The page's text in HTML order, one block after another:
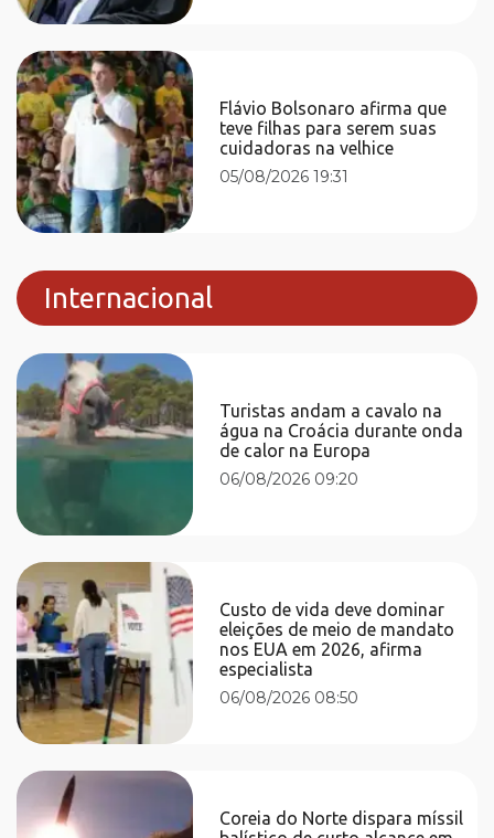
Flávio Bolsonaro afirma que
teve filhas para serem suas
cuidadoras na velhice
05/08/2026 19:31
Internacional
Turistas andam a cavalo na
água na Croácia durante onda
de calor na Europa
06/08/2026 09:20
Custo de vida deve dominar
eleições de meio de mandato
nos EUA em 2026, afirma
especialista
06/08/2026 08:50
Coreia do Norte dispara míssil